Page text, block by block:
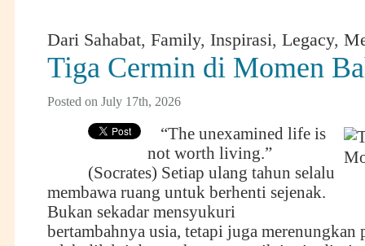
Dari Sahabat, Family, Inspirasi, Legacy,
Tiga Cermin di Momen
Posted on July 17th, 2026
“The unexamined life is
not worth living.”
(Socrates) Setiap ulang tahun selalu
membawa ruang untuk berhenti sejenak.
Bukan sekadar mensyukuri
bertambahnya usia, tetapi juga merenungkan